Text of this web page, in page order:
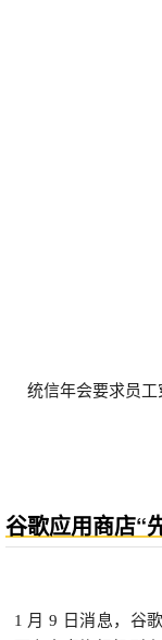
统信年会要求员工
谷歌应用商店“
1 月 9 日消息，谷